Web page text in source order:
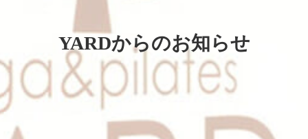
YARDからのお知らせ